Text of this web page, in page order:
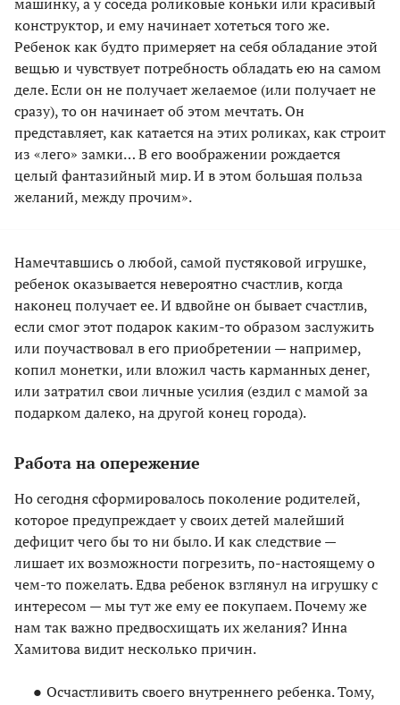
конструктор, и ему начинает хотеться того же.
Ребенок как будто примеряет на себя обладание этой
вещью и чувствует потребность обладать ею на самом
деле. Если он не получает желаемое (или получает не
сразу), то он начинает об этом мечтать. Он
представляет, как катается на этих роликах, как строит
из «лего» замки… В его воображении рождается
целый фантазийный мир. И в этом большая польза
желаний, между прочим».
Намечтавшись о любой, самой пустяковой игрушке,
ребенок оказывается невероятно счастлив, когда
наконец получает ее. И вдвойне он бывает счастлив,
если смог этот подарок каким-то образом заслужить
или поучаствовал в его приобретении — например,
копил монетки, или вложил часть карманных денег,
или затратил свои личные усилия (ездил с мамой за
подарком далеко, на другой конец города).
Работа на опережение
Но сегодня сформировалось поколение родителей,
которое предупреждает у своих детей малейший
дефицит чего бы то ни было. И как следствие —
лишает их возможности погрезить, по-настоящему о
чем-то пожелать. Едва ребенок взглянул на игрушку с
интересом — мы тут же ему ее покупаем. Почему же
нам так важно предвосхищать их желания? Инна
Хамитова видит несколько причин.
Осчастливить своего внутреннего ребенка. Тому,